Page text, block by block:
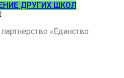
ДРУГИХ ШКОЛ
«Единство